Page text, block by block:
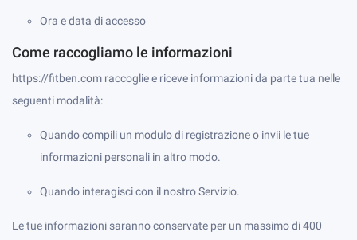
Ora e data di accesso
Come raccogliamo le informazioni
https://fitben.com raccoglie e riceve informazioni da parte tua nelle
seguenti modalità:
Quando compili un modulo di registrazione o invii le tue
informazioni personali in altro modo.
Quando interagisci con il nostro Servizio.
Le tue informazioni saranno conservate per un massimo di 400